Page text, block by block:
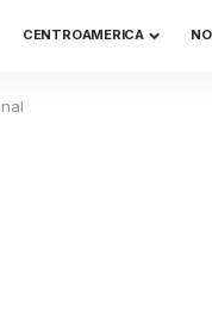
CENTROAMERICA